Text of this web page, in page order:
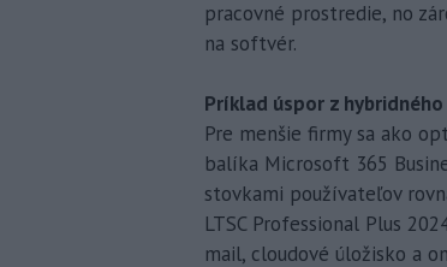
pracovné prostredie, no
na softvér.
Príklad úspor z
Pre menšie firmy sa ako
balíka Microsoft 365
stovkami používateľov
LTSC Professional Plus
mail, cloudové úložisko a